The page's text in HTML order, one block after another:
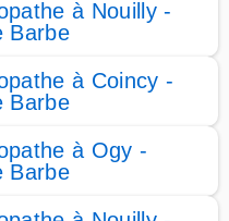
à Nouilly -
Barbe
à Coincy -
Barbe
à Ogy -
Barbe